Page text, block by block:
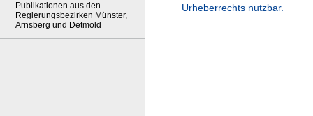
Publikationen aus den
Regierungsbezirken Münster,
Arnsberg und Detmold
Urheberrechts nutzbar.